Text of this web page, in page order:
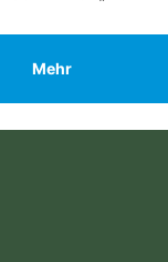
Wasser-
lassen,